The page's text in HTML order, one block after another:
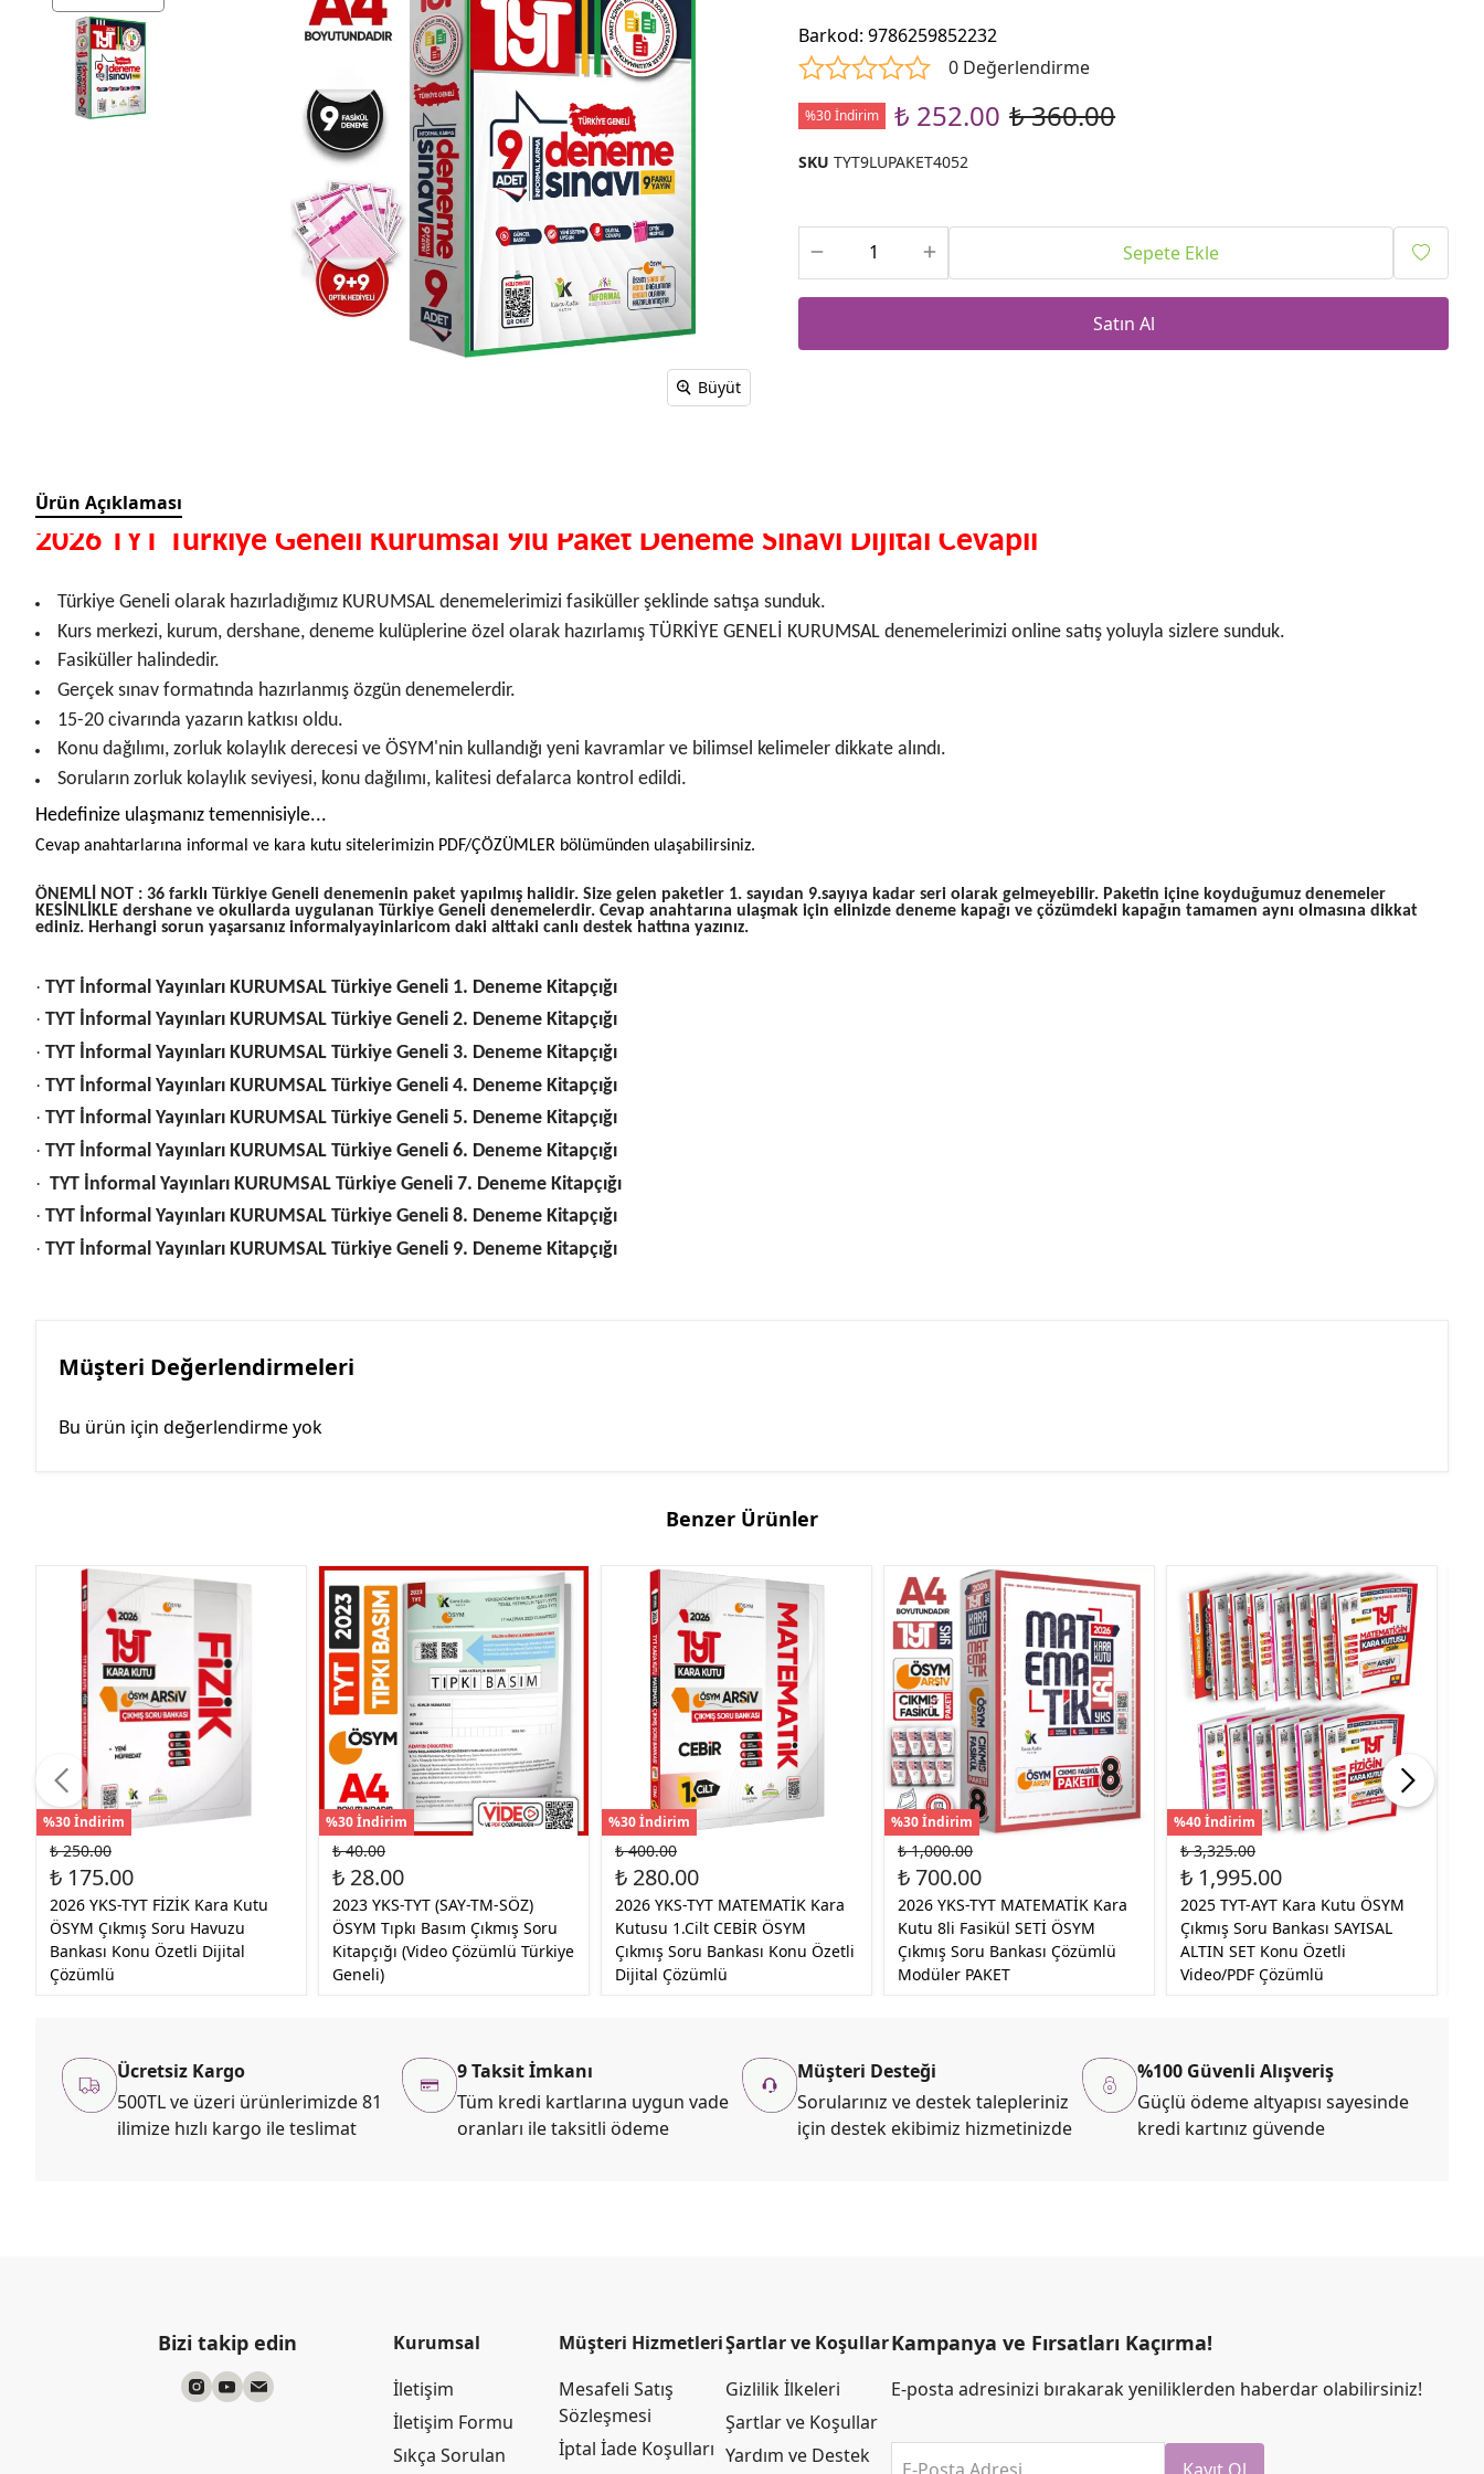
Büyüt
Barkod:9786259852232
0 Değerlendirme
%30 İndirim ₺ 252.00 ₺ 360.00
SKU TYT9LUPAKET4052
Sepete Ekle
Satın Al
Ürün Açıklaması
2026 TYT Türkiye Geneli Kurumsal 9lu Paket Deneme Sınavı Dijital Cevaplı
Türkiye Geneli olarak hazırladığımız KURUMSAL denemelerimizi fasiküller şeklinde satışa sunduk.
Kurs merkezi, kurum, dershane, deneme kulüplerine özel olarak hazırlamış TÜRKİYE GENELİ KURUMSAL denemelerimizi online satış yoluyla sizlere sunduk.
Fasiküller halindedir.
Gerçek sınav formatında hazırlanmış özgün denemelerdir.
15-20 civarında yazarın katkısı oldu.
Konu dağılımı, zorluk kolaylık derecesi ve ÖSYM'nin kullandığı yeni kavramlar ve bilimsel kelimeler dikkate alındı.
Soruların zorluk kolaylık seviyesi, konu dağılımı, kalitesi defalarca kontrol edildi.
Hedefinize ulaşmanız temennisiyle...
Cevap anahtarlarına informal ve kara kutu sitelerimizin PDF/ÇÖZÜMLER bölümünden ulaşabilirsiniz.
ÖNEMLİ NOT : 36 farklı Türkiye Geneli denemenin paket yapılmış halidir. Size gelen paketler 1. sayıdan 9.sayıya kadar seri olarak gelmeyebilir. Paketin içine koyduğumuz denemeler
KESİNLİKLE dershane ve okullarda uygulanan Türkiye Geneli denemelerdir. Cevap anahtarına ulaşmak için elinizde deneme kapağı ve çözümdeki kapağın tamamen aynı olmasına dikkat
ediniz. Herhangi sorun yaşarsanız informalyayinlaricom daki alttaki canlı destek hattına yazınız.
· TYT İnformal Yayınları KURUMSAL Türkiye Geneli 1. Deneme Kitapçığı
· TYT İnformal Yayınları KURUMSAL Türkiye Geneli 2. Deneme Kitapçığı
· TYT İnformal Yayınları KURUMSAL Türkiye Geneli 3. Deneme Kitapçığı
· TYT İnformal Yayınları KURUMSAL Türkiye Geneli 4. Deneme Kitapçığı
· TYT İnformal Yayınları KURUMSAL Türkiye Geneli 5. Deneme Kitapçığı
· TYT İnformal Yayınları KURUMSAL Türkiye Geneli 6. Deneme Kitapçığı
· TYT İnformal Yayınları KURUMSAL Türkiye Geneli 7. Deneme Kitapçığı
· TYT İnformal Yayınları KURUMSAL Türkiye Geneli 8. Deneme Kitapçığı
· TYT İnformal Yayınları KURUMSAL Türkiye Geneli 9. Deneme Kitapçığı
Müşteri Değerlendirmeleri
Bu ürün için değerlendirme yok
Benzer Ürünler
%30 İndirim
₺ 250.00
₺ 175.00
2026 YKS-TYT FİZİK Kara Kutu
ÖSYM Çıkmış Soru Havuzu
Bankası Konu Özetli Dijital
Çözümlü
%30 İndirim
₺ 40.00
₺ 28.00
2023 YKS-TYT (SAY-TM-SÖZ)
ÖSYM Tıpkı Basım Çıkmış Soru
Kitapçığı (Video Çözümlü Türkiye
Geneli)
%30 İndirim
₺ 400.00
₺ 280.00
2026 YKS-TYT MATEMATİK Kara
Kutusu 1.Cilt CEBİR ÖSYM
Çıkmış Soru Bankası Konu Özetli
Dijital Çözümlü
%30 İndirim
₺ 1,000.00
₺ 700.00
2026 YKS-TYT MATEMATİK Kara
Kutu 8li Fasikül SETİ ÖSYM
Çıkmış Soru Bankası Çözümlü
Modüler PAKET
%40 İndirim
₺ 3,325.00
₺ 1,995.00
2025 TYT-AYT Kara Kutu ÖSYM
Çıkmış Soru Bankası SAYISAL
ALTIN SET Konu Özetli
Video/PDF Çözümlü
Ücretsiz Kargo
500TL ve üzeri ürünlerimizde 81
ilimize hızlı kargo ile teslimat
9 Taksit İmkanı
Tüm kredi kartlarına uygun vade
oranları ile taksitli ödeme
Müşteri Desteği
Sorularınız ve destek talepleriniz
için destek ekibimiz hizmetinizde
%100 Güvenli Alışveriş
Güçlü ödeme altyapısı sayesinde
kredi kartınız güvende
Bizi takip edin
Kurumsal
İletişim
İletişim Formu
Sıkça Sorulan
Müşteri Hizmetleri
Mesafeli Satış
Sözleşmesi
İptal İade Koşulları
Şartlar ve Koşullar
Gizlilik İlkeleri
Şartlar ve Koşullar
Yardım ve Destek
Kampanya ve Fırsatları Kaçırma!
E-posta adresinizi bırakarak yeniliklerden haberdar olabilirsiniz!